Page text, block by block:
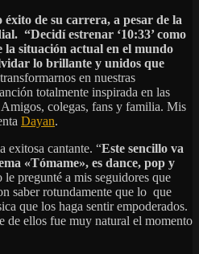
éxito de su carrera, a pesar de la
“Decidí estrenar ‘10:33’ como
situación actual en el mundo
lo brillante y unidos que
en nuestras
totalmente inspirada en las
colegas, fans y familia. Mis
Dayan.
exitosa cantante. “Este sencillo va
«Tómame», es dance, pop y
pregunté a mis seguidores que
saber rotundamente que lo que
que los haga sentir empoderados.
de ellos fue muy natural el momento